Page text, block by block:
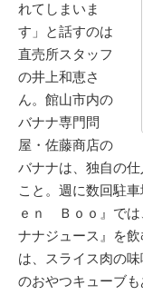
れてしまいま
す」と話すのは
直売所スタッフ
の井上和恵さ
ん。館山市内の
バナナ専門問
屋・佐藤商店の
バナナは、独自の
こと。週に数回駐
ｅｎ Ｂｏｏ』では
ナナジュース』を
は、スライス肉の
のおやつキューブ